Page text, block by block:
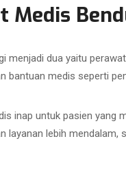
Medis
menjadi dua yaitu
bantuan medis seperti
inap untuk pasien
layanan lebih